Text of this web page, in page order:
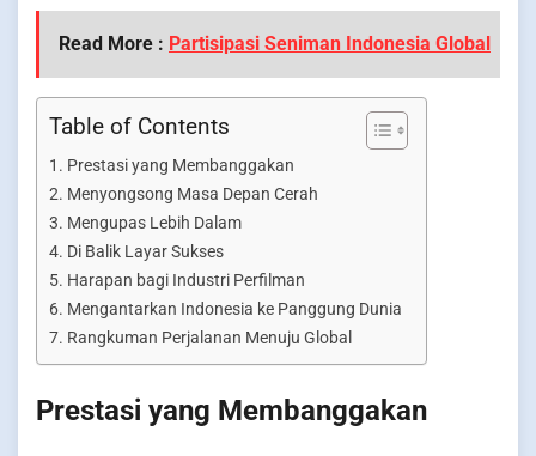
Read More : Partisipasi Seniman Indonesia Global
Table of Contents
Prestasi yang Membanggakan
Menyongsong Masa Depan Cerah
Mengupas Lebih Dalam
Di Balik Layar Sukses
Harapan bagi Industri Perfilman
Mengantarkan Indonesia ke Panggung Dunia
Rangkuman Perjalanan Menuju Global
Prestasi yang Membanggakan